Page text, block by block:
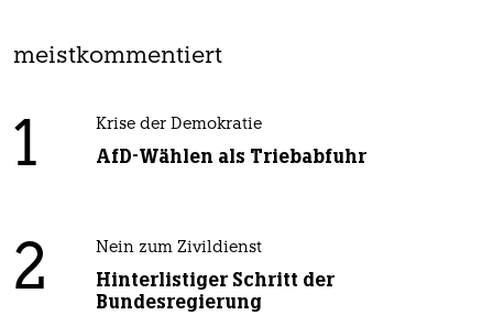
meistkommentiert
1 Krise der Demokratie
AfD-Wählen als Triebabfuhr
2 Nein zum Zivildienst
Hinterlistiger Schritt der
Bundesregierung